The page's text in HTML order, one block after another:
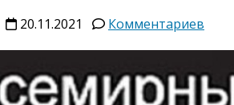
20.11.2021 Комментариев
будь
на